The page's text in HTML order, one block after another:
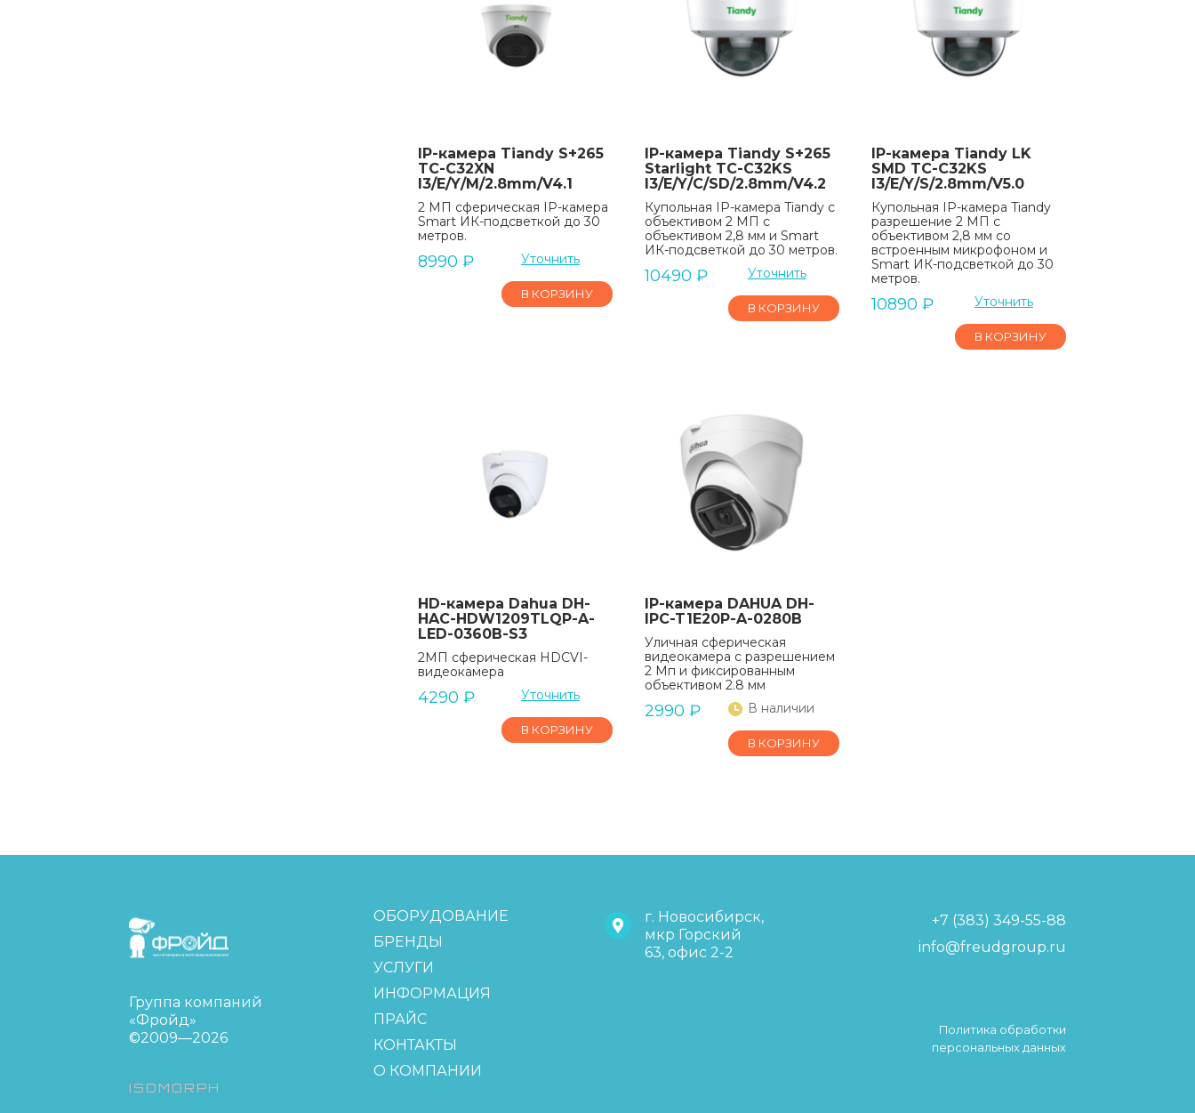
IP-камера Tiandy S+265
TC-C32XN
I3/E/Y/M/2.8mm/V4.1
2 МП сферическая IP-камера
Smart ИК-подсветкой до 30
метров.
8990 ₽ Уточнить
В КОРЗИНУ
IP-камера Tiandy S+265
Starlight TC-C32KS
I3/E/Y/C/SD/2.8mm/V4.2
Купольная IP-камера Tiandy с
объективом 2 МП с
объективом 2,8 мм и Smart
ИК-подсветкой до 30 метров.
10490 ₽ Уточнить
В КОРЗИНУ
IP-камера Tiandy LK
SMD TC-C32KS
I3/E/Y/S/2.8mm/V5.0
Купольная IP-камера Tiandy
разрешение 2 МП с
объективом 2,8 мм со
встроенным микрофоном и
Smart ИК-подсветкой до 30
метров.
10890 ₽ Уточнить
В КОРЗИНУ
HD-камера Dahua DH-
HAC-HDW1209TLQP-A-
LED-0360B-S3
2МП сферическая HDCVI-
видеокамера
4290 ₽ Уточнить
В КОРЗИНУ
IP-камера DAHUA DH-
IPC-T1E20P-A-0280B
Уличная сферическая
видеокамера с разрешением
2 Мп и фиксированным
объективом 2.8 мм
2990 ₽ В наличии
В КОРЗИНУ
FreudGroup
Группа компаний
«Фройд»
©2009—2026
ISOMORPH
ОБОРУДОВАНИЕ
БРЕНДЫ
УСЛУГИ
ИНФОРМАЦИЯ
ПРАЙС
КОНТАКТЫ
О КОМПАНИИ
г. Новосибирск,
мкр Горский
63, офис 2-2
+7 (383) 349-55-88
info@freudgroup.ru
Политика обработки
персональных данных